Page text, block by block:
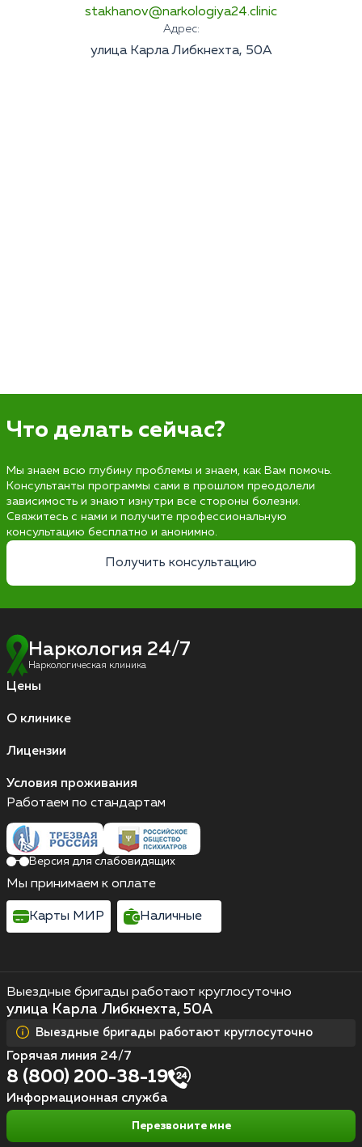
stakhanov@narkologiya24.clinic
Адрес:
улица Карла Либкнехта, 50А
Что делать сейчас?
Мы знаем всю глубину проблемы и знаем, как Вам помочь.
Консультанты программы сами в прошлом преодолели
зависимость и знают изнутри все стороны болезни.
Свяжитесь с нами и получите профессиональную
консультацию бесплатно и анонимно.
Получить консультацию
Наркология 24/7
Наркологическая клиника
Цены
О клинике
Лицензии
Условия проживания
Выездные бригады работают круглосуточно
улица Карла Либкнехта, 50А
Выездные бригады работают круглосуточно
Горячая линия 24/7
8 (800) 200-38-19
Информационная служба
Перезвоните мне
Работаем по стандартам
Версия для слабовидящих
Мы принимаем к оплате
Карты МИР Наличные